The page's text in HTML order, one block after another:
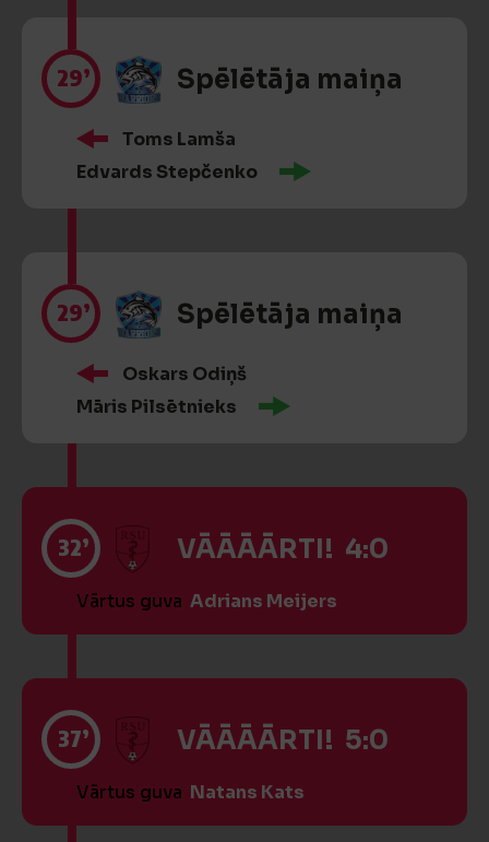
29’ Spēlētāja maiņa
Toms Lamša
Edvards Stepčenko
29’ Spēlētāja maiņa
Oskars Odiņš
Māris Pilsētnieks
32’ VĀĀĀĀRTI! 4:0
Vārtus guva Adrians Meijers
37’ VĀĀĀĀRTI! 5:0
Vārtus guva Natans Kats